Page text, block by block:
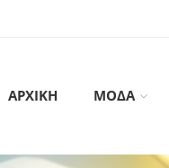
ΑΡΧΙΚΗ ΜΟΔΑ